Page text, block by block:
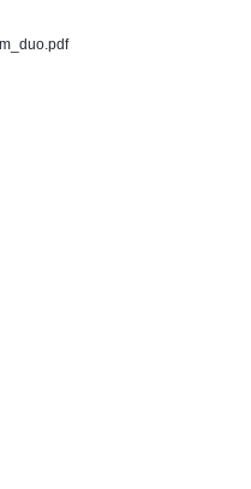
Việt Nam, công tác xây dựng